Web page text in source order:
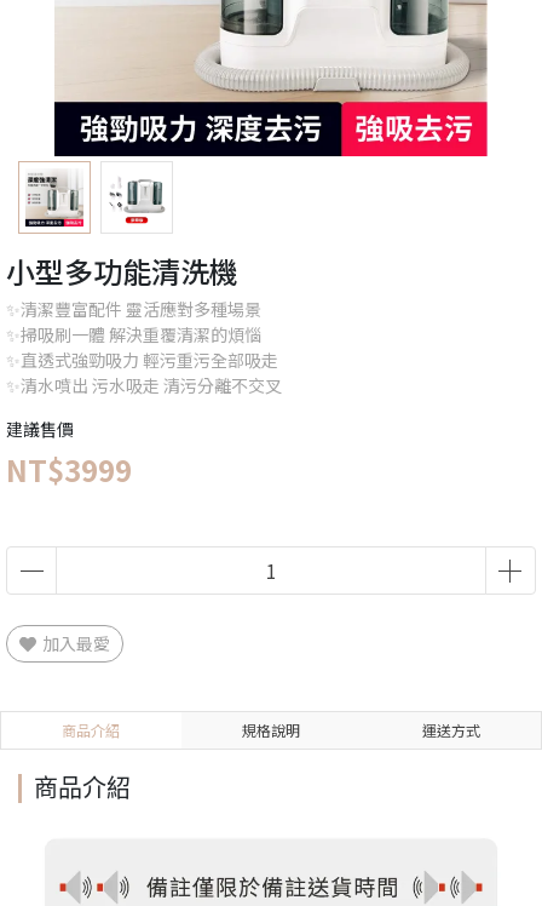
小型多功能清洗機
✨清潔豐富配件 靈活應對多種場景
✨掃吸刷一體 解決重覆清潔的煩惱
✨直透式強勁吸力 輕污重污全部吸走
✨清水噴出 污水吸走 清污分離不交叉
建議售價
NT$3999
加入最愛
商品介紹 規格說明 運送方式
商品介紹